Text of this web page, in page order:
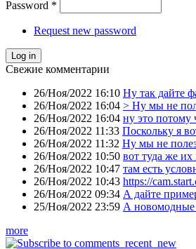
Password *
Request new password
Свежие комментарии
26/Ноя/2022 16:10 Ну так дайте
26/Ноя/2022 16:04 > Ну мы не
26/Ноя/2022 16:04 ну это потому
26/Ноя/2022 11:33 Поскольку я
26/Ноя/2022 11:32 Ну мы не
26/Ноя/2022 10:50 вот туда же
26/Ноя/2022 10:47 там есть
26/Ноя/2022 10:43 https://
26/Ноя/2022 09:34 А дайте
25/Ноя/2022 23:59 А
more